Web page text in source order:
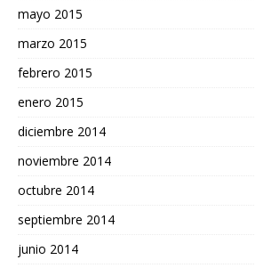
mayo 2015
marzo 2015
febrero 2015
enero 2015
diciembre 2014
noviembre 2014
octubre 2014
septiembre 2014
junio 2014